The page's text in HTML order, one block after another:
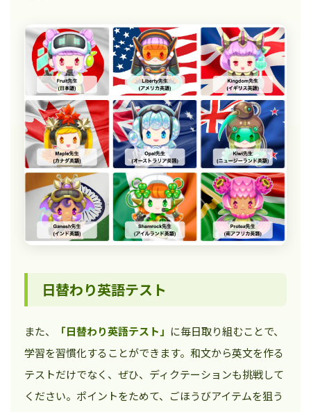
日替わり英語テスト
また、 「日替わり英語テスト」 に毎日取り組むことで、
学習を習慣化することができます。和文から英文を作る
テストだけでなく、ぜひ、ディクテーションも挑戦して
ください。ポイントをためて、ごほうびアイテムを狙う